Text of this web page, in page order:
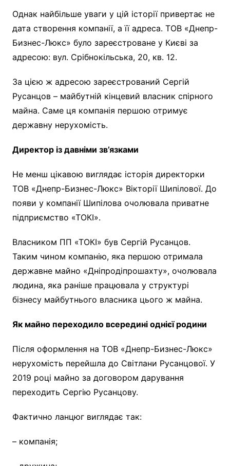
Однак найбільше уваги у цій історії привертає не
дата створення компанії, а її адреса. ТОВ «Днепр-
Бизнес-Люкс» було зареєстроване у Києві за
адресою: вул. Срібнокільська, 20, кв. 12.
За цією ж адресою зареєстрований Сергій
Русанцов – майбутній кінцевий власник спірного
майна. Саме ця компанія першою отримує
державну нерухомість.
Директор із давніми зв’язками
Не менш цікавою виглядає історія директорки
ТОВ «Днепр-Бизнес-Люкс» Вікторії Шипілової. До
появи у компанії Шипілова очолювала приватне
підприємство «ТОКІ».
Власником ПП «ТОКІ» був Сергій Русанцов.
Таким чином компанію, яка першою отримала
державне майно «Дніпродіпрошахту», очолювала
людина, яка раніше працювала у структурі
бізнесу майбутнього власника цього ж майна.
Як майно переходило всередині однієї родини
Після оформлення на ТОВ «Днепр-Бизнес-Люкс»
нерухомість перейшла до Світлани Русанцової. У
2019 році майно за договором дарування
переходить Сергію Русанцову.
Фактично ланцюг виглядає так:
– компанія;